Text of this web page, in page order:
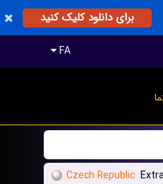
برای دانلود کلیک کنید
FA
Czech Republic